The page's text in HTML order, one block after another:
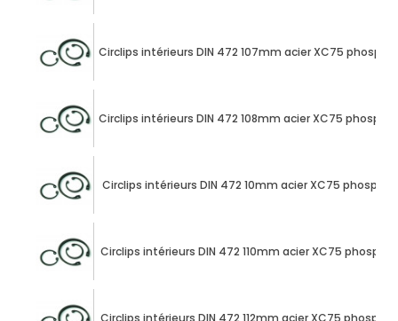
Circlips intérieurs DIN 472 107mm acier XC75
Circlips intérieurs DIN 472 108mm acier XC75
Circlips intérieurs DIN 472 10mm acier XC75
Circlips intérieurs DIN 472 110mm acier XC75
Circlips intérieurs DIN 472 112mm acier XC75